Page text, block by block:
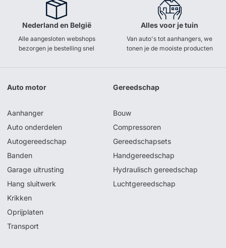
Nederland en België
Alle aangesloten webshops
bezorgen je bestelling snel
Alles voor je tuin
Van auto's tot aanhangers, we
tonen je de mooiste producten
Auto motor
Aanhanger
Auto onderdelen
Autogereedschap
Banden
Garage uitrusting
Hang sluitwerk
Krikken
Oprijplaten
Transport
Gereedschap
Bouw
Compressoren
Gereedschapsets
Handgereedschap
Hydraulisch gereedschap
Luchtgereedschap